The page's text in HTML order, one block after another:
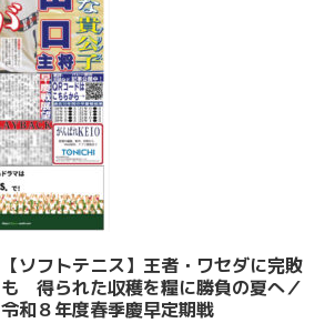
【ソフトテニス】王者・ワセダに完敗
も 得られた収穫を糧に勝負の夏へ／
令和８年度春季慶早定期戦